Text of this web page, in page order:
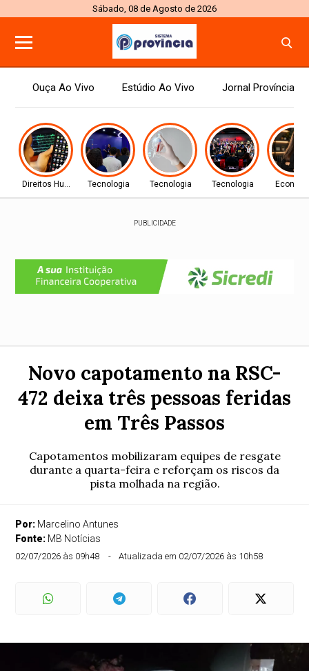
Sábado, 08 de Agosto de 2026
Ouça Ao Vivo Estúdio Ao Vivo Jornal Província
Direitos HumanosTecnologia Tecnologia Tecnologia
PUBLICIDADE
Novo capotamento na RSC-
472 deixa três pessoas feridas
em Três Passos
Capotamentos mobilizaram equipes de resgate
durante a quarta-feira e reforçam os riscos da
pista molhada na região.
Por: Marcelino Antunes
Fonte: MB Notícias
02/07/2026 às 09h48 Atualizada em 02/07/2026 às 10h58